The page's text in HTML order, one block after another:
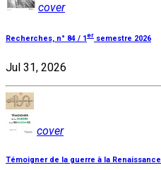
cover
Recherches, n° 84 / 1er semestre 2026
Jul 31, 2026
cover
Témoigner de la guerre à la Renaissance